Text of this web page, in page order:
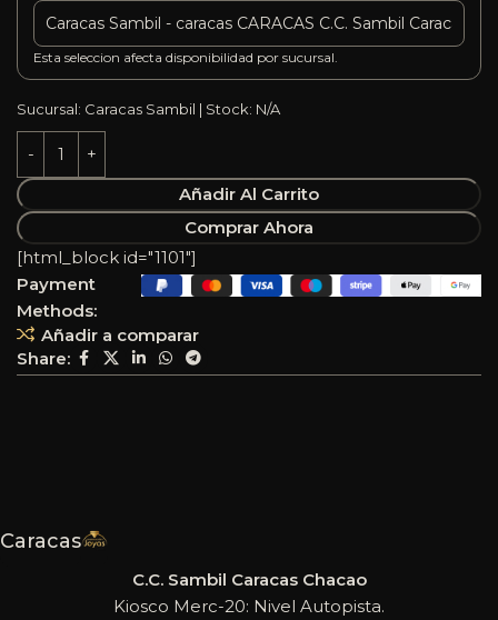
Esta seleccion afecta disponibilidad por sucursal.
Sucursal: Caracas Sambil | Stock: N/A
Añadir Al Carrito
Comprar Ahora
Añadir a comparar
Share:
[html_block id="1101"]
Payment
Methods:
Caracas
C.C. Sambil Caracas Chacao
Kiosco Merc-20: Nivel Autopista.